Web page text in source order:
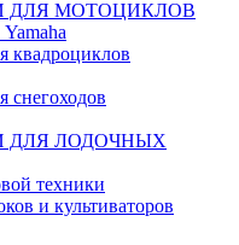
ДЛЯ МОТОЦИКЛОВ
квадроциклов
снегоходов
ДЛЯ ЛОДОЧНЫХ
техники
и культиваторов